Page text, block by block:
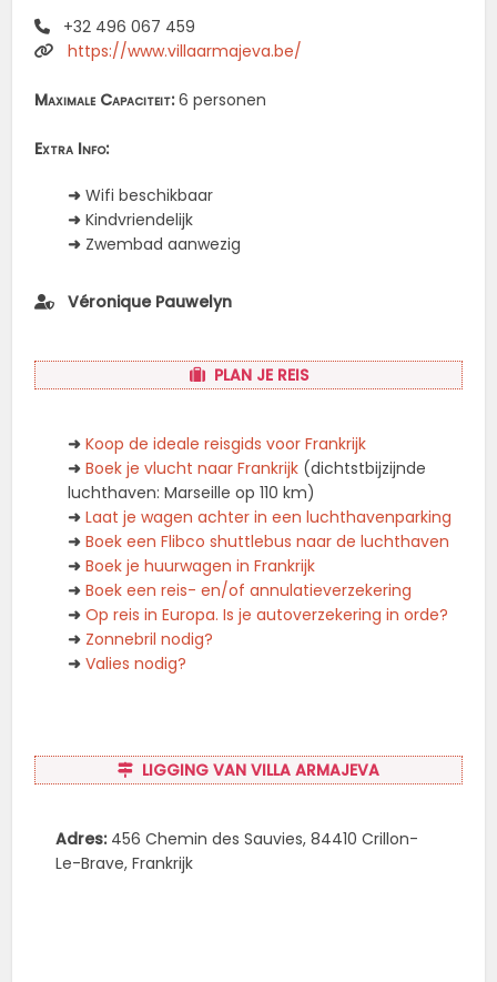
+32 496 067 459
https://www.villaarmajeva.be/
Maximale Capaciteit:6 personen
Extra Info:
➜ Wifi beschikbaar
➜ Kindvriendelijk
➜ Zwembad aanwezig
Véronique Pauwelyn
PLAN JE REIS
➜ Koop de ideale reisgids voor Frankrijk
➜ Boek je vlucht naar Frankrijk (dichtstbijzijnde
luchthaven: Marseille op 110 km)
➜ Laat je wagen achter in een luchthavenparking
➜ Boek een Flibco shuttlebus naar de luchthaven
➜ Boek je huurwagen in Frankrijk
➜ Boek een reis- en/of annulatieverzekering
➜ Op reis in Europa. Is je autoverzekering in orde?
➜ Zonnebril nodig?
➜ Valies nodig?
LIGGING VAN VILLA ARMAJEVA
Adres: 456 Chemin des Sauvies, 84410 Crillon-
Le-Brave, Frankrijk